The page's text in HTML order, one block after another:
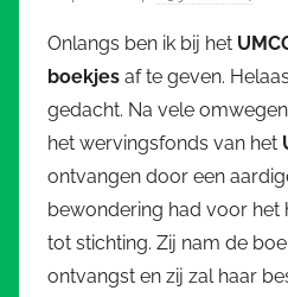
Onlangs ben ik bij het
boekjes af te geven.
gedacht. Na vele
het wervingsfonds van het
ontvangen door een
bewondering had voor het
tot stichting. Zij nam de
ontvangst en zij zal haar